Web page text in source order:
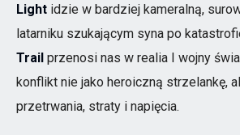
Light idzie w bardziej kameralną,
latarniku szukającym syna po
Trail przenosi nas w realia I wojny
konflikt nie jako heroiczną strzelankę,
przetrwania, straty i napięcia.